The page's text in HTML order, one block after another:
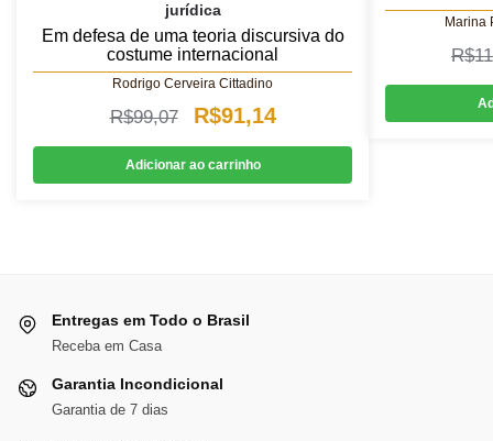
jurídica
Em defesa de uma teoria discursiva do
costume internacional
Rodrigo Cerveira Cittadino
R$99,07
O
preço
original
R$91,14O
preço
atual
Adicionar ao carrinho
Marina
R$
Entregas em Todo o Brasil
Receba em Casa
Garantia Incondicional
Garantia de 7 dias